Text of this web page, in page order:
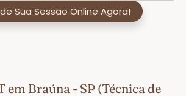
Sua Sessão Online Agora!
em Braúna - SP (Técnica de